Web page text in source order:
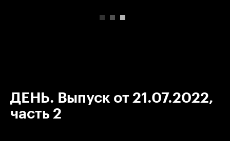
ДЕНЬ. Выпуск от 21.07.2022,
часть 2